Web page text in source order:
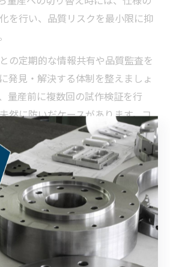
を行い、品質リスクを最小限に抑
の定期的な情報共有や品質監査を
発見・解決する体制を整えましょ
量産前に複数回の試作検証を行
然に防いだケースがあります。コ
も目を向けることで、持続可能な
。
作国内量産海外戦略